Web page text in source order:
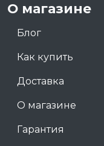
О магазине
Блог
Как купить
Доставка
О магазине
Гарантия